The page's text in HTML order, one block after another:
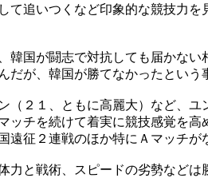
追いつくなど印象的な競技力
国が闘志で対抗しても届かな
が、韓国が勝てなかったという
２１、ともに高麗大）など、
チを続けて着実に競技感覚を
遠征２連戦のほか特にＡマッチが
と戦術、スピードの劣勢など